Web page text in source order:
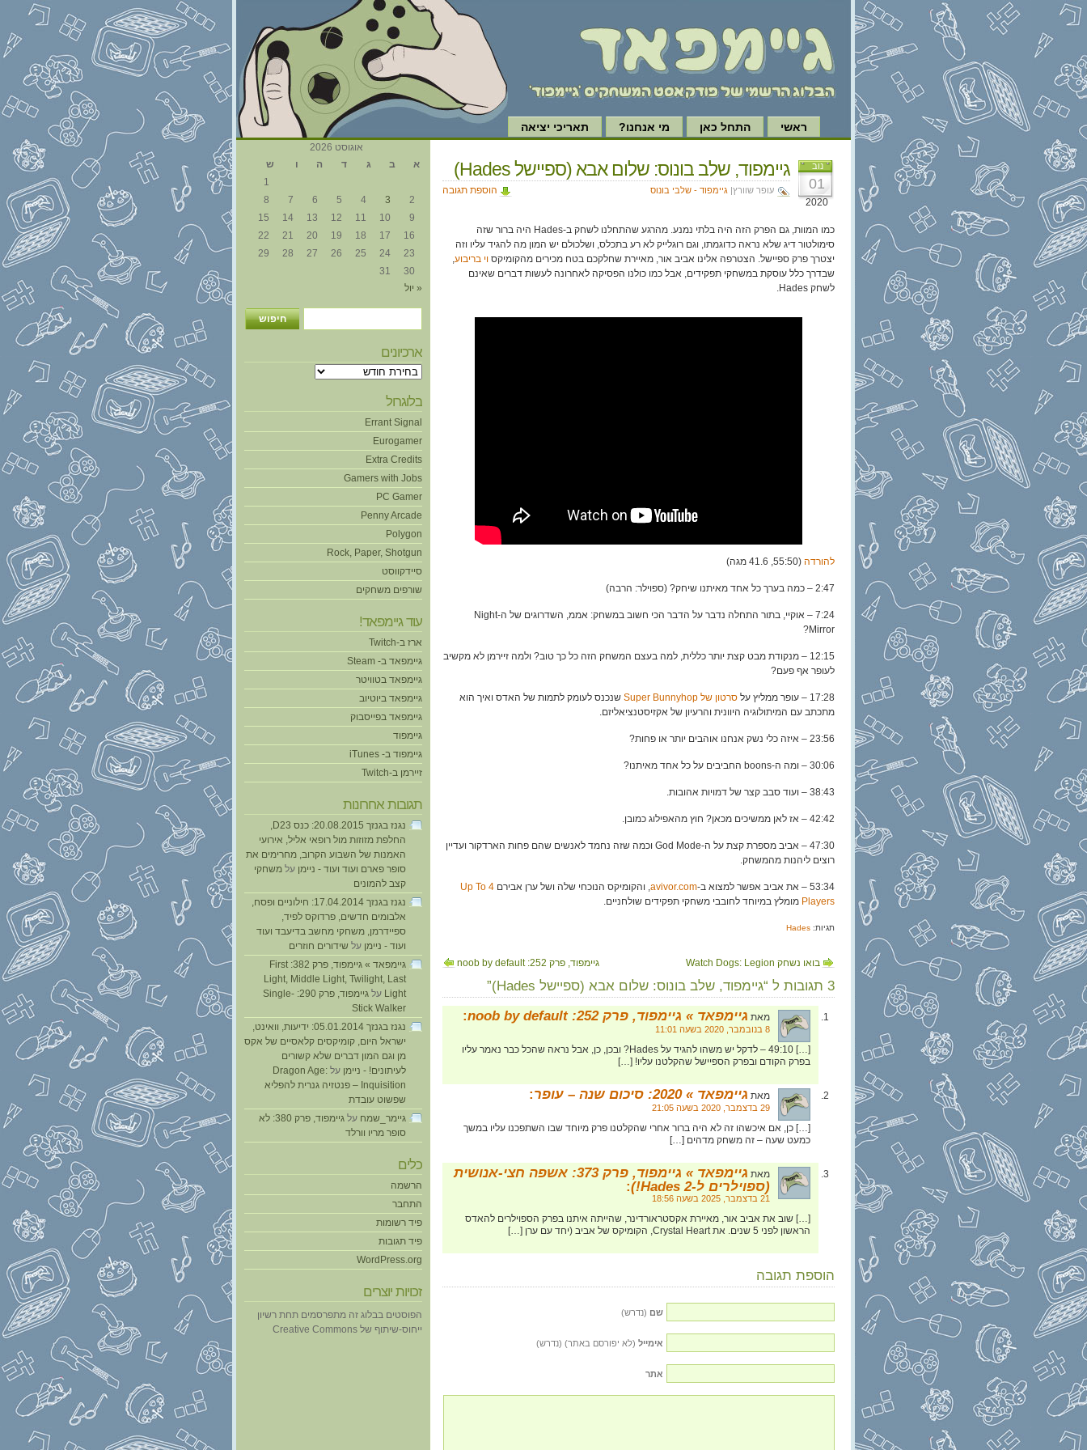
ראשי התחל כאן מי אנחנו? תאריכי יציאה
נוב
01
2020
גיימפוד, שלב בונוס: שלום אבא (ספיישל Hades)
עופר שוורץ| גיימפוד - שלבי בונוס הוספת תגובה
כמו המוות, גם הפרק הזה היה בלתי נמנע. מהרגע שהתחלנו לשחק ב-Hades היה ברור שזה
סימולטור דיג שלא נראה כדוגמתו, וגם רוגלייק לא רע בתכלס, ושלכולם יש המון מה להגיד עליו וזה
יצטרך פרק ספיישל. הצטרפה אלינו אביב אור, מאיירת שחלקכם בטח מכירים מהקומיקס וי בריבוע,
שבדרך כלל עוסקת במשחקי תפקידים, אבל כמו כולנו הפסיקה לאחרונה לעשות דברים שאינם
לשחק Hades.
להורדה (55:50, 41.6 מגה)
2:47 – כמה בערך כל אחד מאיתנו שיחק? (ספוילר: הרבה)
7:24 – אוקיי, בתור התחלה נדבר על הדבר הכי חשוב במשחק: אממ, השדרוגים של ה-Night
Mirror?
12:15 – מנקודת מבט קצת יותר כללית, למה בעצם המשחק הזה כל כך טוב? ולמה זיירמן לא מקשיב
לעופר אף פעם?
17:28 – עופר ממליץ על סרטון של Super Bunnyhop
שנכנס לעומק לתמות של האדס ואיך הוא
מתכתב עם המיתולוגיה היוונית והרעיון של אקזיסטנציאליזם.
23:56 – איזה כלי נשק אנחנו אוהבים יותר או פחות?
30:06 – ומה ה-boons החביבים על כל אחד מאיתנו?
38:43 – ועוד סבב קצר של דמויות אהובות.
42:42 – אז לאן ממשיכים מכאן? חוץ מהאפילוג כמובן.
47:30 – אביב מספרת קצת על ה-God Mode וכמה שזה נחמד לאנשים שהם פחות הארדקור ועדיין
רוצים ליהנות מהמשחק.
53:34 – את אביב אפשר למצוא ב- avivor.com, והקומיקס הנוכחי שלה ושל ערן אבירם Up To 4
Players מומלץ במיוחד לחובבי משחקי תפקידים שולחניים.
תגיות: Hades
בואו נשחק Watch Dogs: Legion גיימפוד, פרק 252: noob by default
3 תגובות ל “גיימפוד, שלב בונוס: שלום אבא (ספיישל Hades)”
מאת גיימפאד » גיימפוד, פרק 252: noob by default :
8 בנובמבר, 2020 בשעה 11:01
[…] 49:10 – לדקל יש משהו להגיד על Hades? ובכן, כן, אבל נראה שהכל כבר נאמר עליו
בפרק הקודם ובפרק הספיישל שהקלטנו עליו! […]
מאת גיימפאד » 2020: סיכום שנה – עופר :
29 בדצמבר, 2020 בשעה 21:05
[…] כן, אם איכשהו זה לא היה ברור אחרי שהקלטנו פרק מיוחד שבו השתפכנו עליו במשך
כמעט שעה – זה משחק מדהים […]
מאת
גיימפאד » גיימפוד, פרק 373: אשפה חצי-אנושית
(ספוילרים ל-Hades 2!)
:
21 בדצמבר, 2025 בשעה 18:56
[…] שוב את אביב אור, מאיירת אקסטראורדינר, שהייתה איתנו בפרק הספוילרים להאדס
הראשון לפני 5 שנים. את Crystal Heart, הקומיקס של אביב (יחד עם ערן […]
הוספת תגובה
שם (נדרש)
אימייל (לא יפורסם באתר) (נדרש)
אתר
אוגוסט 2026
א
ב ג ד ה ו
ש
1
2
3
4
5
6
7
8
9
10
11
12
13
14
15
16
17
18
19
20
21
22
23
24
25
26
27
28
29
30
31
« יול
ארכיונים
ארכיונים
בלוגרול
Errant Signal
Eurogamer
Extra Credits
Gamers with Jobs
PC Gamer
Penny Arcade
Polygon
Rock, Paper, Shotgun
סיידקווסט
שורפים משחקים
עוד גיימפאד!
ארז ב-Twitch
גיימפאד ב- Steam
גיימפאד בטוויטר
גיימפאד ביוטיוב
גיימפאד בפייסבוק
גיימפוד
גיימפוד ב- iTunes
זיירמן ב-Twitch
תגובות אחרונות
נגנז בגנזך 20.08.2015: כנס D23,
החלפת מזוזות מול רופאי אליל, אירועי
האמנות של השבוע הקרוב, מחרימים את
סופר פארם ועוד ועוד - ניימן על משחקי
קצב להמונים
נגנז בגנזך 17.04.2014: חילוניים ופסח,
אלבומים חדשים, פרדוקס לפיד,
ספיידרמן, משחקי מחשב בדיעבד ועוד
ועוד - ניימן על שידורים חוזרים
גיימפאד » גיימפוד, פרק 382: First
Light, Middle Light, Twilight, Last
Light על
גיימפוד, פרק 290: Single-
Stick Walker
נגנז בגנזך 05.01.2014: ידיעות, וואינט,
ישראל היום, קומיקסים קלאסיים של אקס
מן וגם המון דברים שלא קשורים
לעיתונים! - ניימן על Dragon Age:
Inquisition – פנטזיה גנרית להפליא
שפשוט עובדת
גיימר_שמח על
גיימפוד, פרק 380: לא
סופר מריו וורלד
כלים
הרשמה
התחבר
פיד רשומות
פיד תגובות
WordPress.org
זכויות יוצרים
הפוסטים בבלוג זה מתפרסמים תחת רשיון
ייחוס-שיתוף של Creative Commons